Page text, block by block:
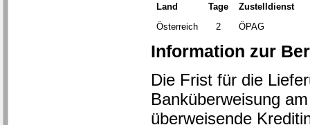
Land Tage
Zustelldienst
Österreich
2 ÖPAG
Information zur
Die Frist für die
Banküberweisung
überweisende